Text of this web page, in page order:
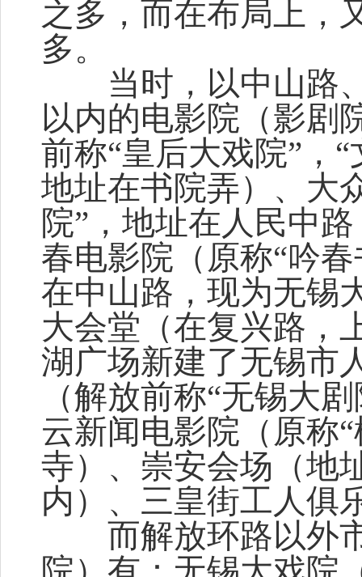
之多，而在布局上，
多。
当时，以中山路、
以内的电影院（影剧
前称“皇后大戏院”，
地址在书院弄）、大
院”，地址在人民中
春电影院（原称“吟
在中山路，现为无锡
大会堂（在复兴路，
湖广场新建了无锡市
（解放前称“无锡大
云新闻电影院（原称
寺）、崇安会场（地
内）、三皇街工人俱
而解放环路以外市